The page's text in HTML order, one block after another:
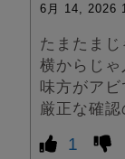
6月 14, 2026
たまたま
横からじ
味方がア
厳正な確
1